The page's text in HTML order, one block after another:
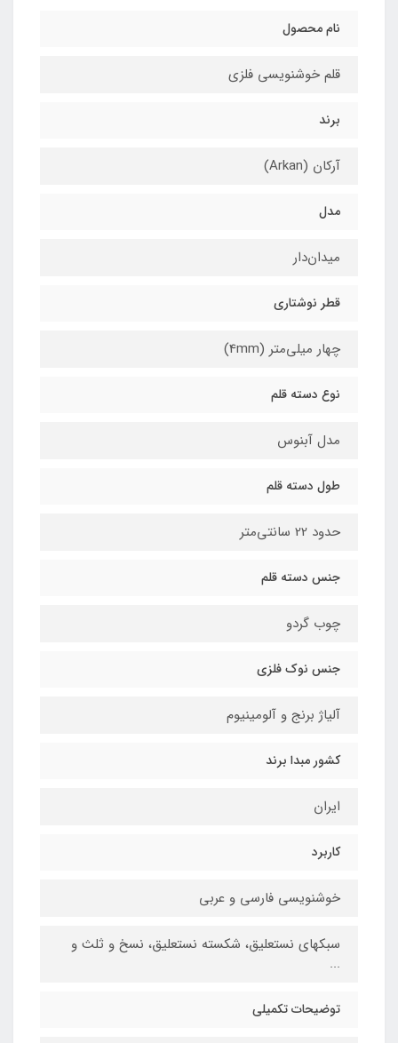
نام محصول
قلم خوشنویسی فلزی
برند
آرکان (Arkan)
مدل
میدان‌دار
قطر نوشتاری
چهار میلی‌متر (4mm)
نوع دسته قلم
مدل آبنوس
طول دسته قلم
حدود 22 سانتی‌متر
جنس دسته قلم
چوب گردو
جنس نوک فلزی
آلیاژ برنج و آلومینیوم
کشور مبدا برند
ایران
کاربرد
خوشنویسی فارسی و عربی
سبکهای نستعلیق، شکسته نستعلیق، نسخ و ثلث و
...
توضیحات تکمیلی